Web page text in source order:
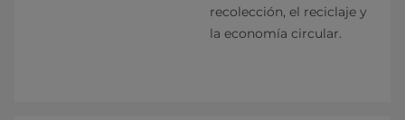
recolección, el reciclaje y
la economía circular.